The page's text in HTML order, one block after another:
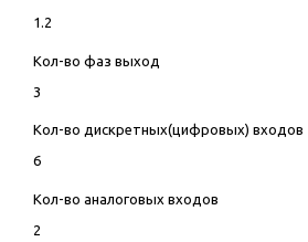
1.2
Кол-во фаз выход
3
Кол-во дискретных(цифровых) входов
6
Кол-во аналоговых входов
2